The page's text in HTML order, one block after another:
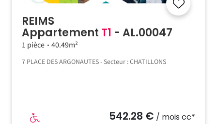
REIMS
Appartement T1 - AL.00047
1 pièce 40.49m²
7 PLACE DES ARGONAUTES - Secteur : CHATILLONS
542.28 € / mois cc*